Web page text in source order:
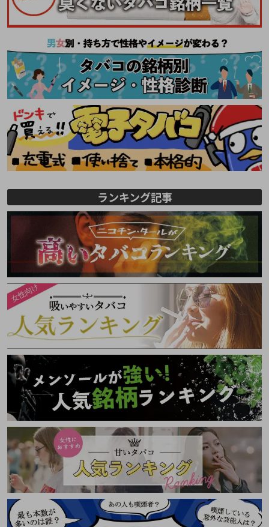
ランキング記事